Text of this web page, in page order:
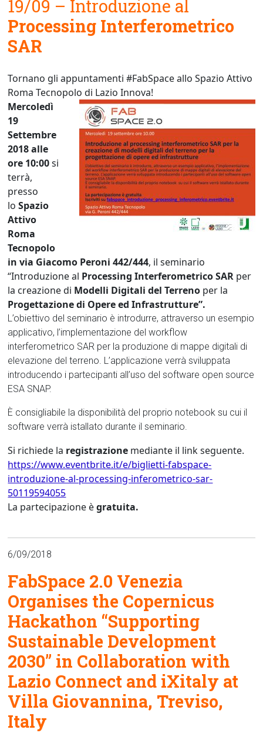
19/09 – Introduzione al
Processing Interferometrico
SAR
Tornano gli appuntamenti #FabSpace allo Spazio Attivo
Roma Tecnopolo di Lazio Innova!
Mercoledì
19
Settembre
2018 alle
ore 10:00si
terrà,
presso
loSpazio
Attivo
Roma
Tecnopolo
in via Giacomo Peroni 442/444, ilseminario
“Introduzione al Processing Interferometrico SAR per
la creazione di Modelli Digitali del Terreno per la
Progettazione di Opere ed Infrastrutture”.
L’obiettivo del seminario è introdurre, attraverso un esempio
applicativo, l’implementazione del workflow
interferometrico SAR per la produzione di mappe digitali di
elevazione del terreno. L’applicazione verrà sviluppata
introducendo i partecipanti all’uso del software open source
ESA SNAP.
È consigliabile la disponibilità del proprio notebook su cui il
software verrà istallato durante il seminario.
Si richiede la registrazione mediante il link seguente.
https://www.eventbrite.it/e/biglietti-fabspace-
introduzione-al-processing-inferometrico-sar-
50119594055
La partecipazione ègratuita.
6/09/2018
FabSpace 2.0 Venezia
Organises the Copernicus
Hackathon “Supporting
Sustainable Development
2030” in Collaboration with
Lazio Connect and iXitaly at
Villa Giovannina, Treviso,
Italy